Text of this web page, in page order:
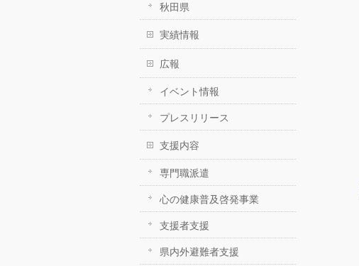
秋田県
実績情報
広報
イベント情報
プレスリリース
支援内容
専門職派遣
心の健康普及啓発事業
支援者支援
県内外避難者支援